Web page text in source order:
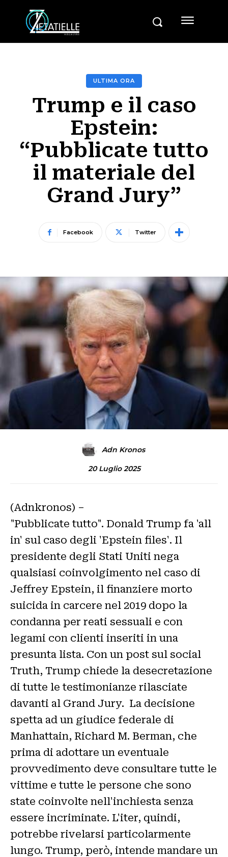
ULTIMA ORA
Trump e il caso
Epstein:
“Pubblicate tutto
il materiale del
Grand Jury”
Facebook Twitter
Adn Kronos
20 Luglio 2025
(Adnkronos) –
"Pubblicate tutto". Donald Trump fa 'all
in' sul caso degli 'Epstein files'. Il
presidente degli Stati Uniti nega
qualsiasi coinvolgimento nel caso di
Jeffrey Epstein, il finanziere morto
suicida in carcere nel 2019 dopo la
condanna per reati sessuali e con
legami con clienti inseriti in una
presunta lista. Con un post sul social
Truth, Trump chiede la desecretazione
di tutte le testimonianze rilasciate
davanti al Grand Jury. La decisione
spetta ad un giudice federale di
Manhattain, Richard M. Berman, che
prima di adottare un eventuale
provvedimento deve consultare tutte le
vittime e tutte le persone che sono
state coinvolte nell'inchiesta senza
essere incriminate. L'iter, quindi,
potrebbe rivelarsi particolarmente
lungo. Trump, però, intende mandare un